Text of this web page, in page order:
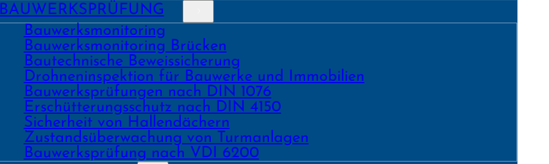
Bauwerks­monitoring
Bauwerks­monitoring Brücken
Bau­tech­nische Beweis­sicherung
Drohnen­inspektion für Bauwerke und Immobilien
Bau­werks­prüfungen nach DIN 1076
Erschüt­terungs­schutz nach DIN 4150
Sicher­heit von Hallen­dächern
Zustands­überwachung von Turm­anlagen
Bauwerks­prüfung nach VDI 6200